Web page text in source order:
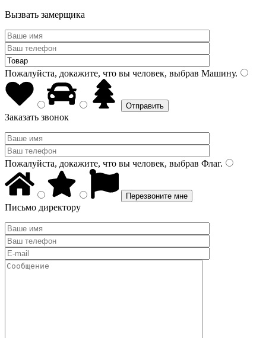
Вызвать замерщика
Пожалуйста, докажите, что вы человек, выбрав Машину.
Заказать звонок
Пожалуйста, докажите, что вы человек, выбрав Флаг.
Письмо директору